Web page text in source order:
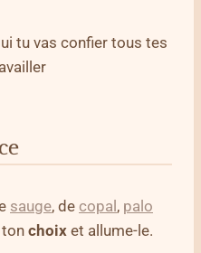
tu vas confier tous tes
sauge, de copal , palo
choix et allume-le.